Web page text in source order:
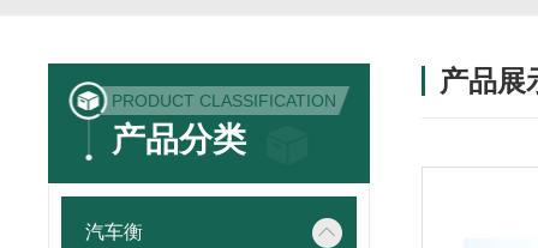
PRODUCT CLASSIFICATION
产品分类
汽车衡
产品展